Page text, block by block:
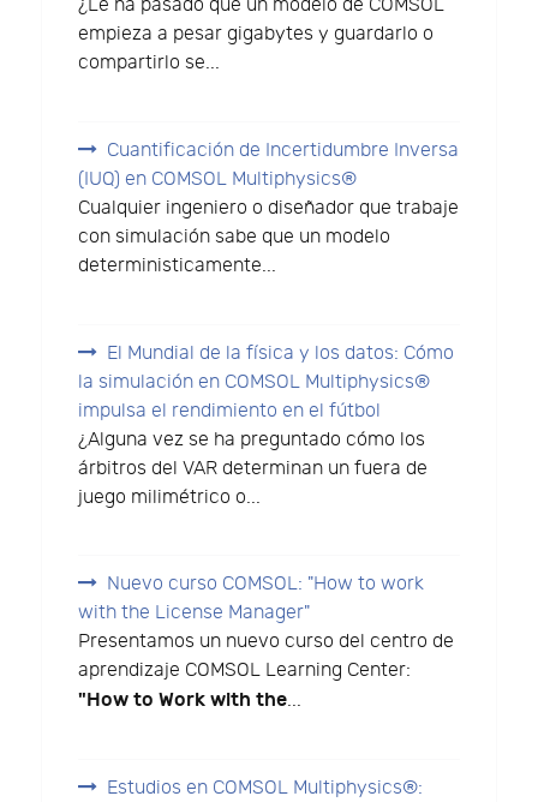
¿Le ha pasado que un modelo de COMSOL
empieza a pesar gigabytes y guardarlo o
compartirlo se...
Cuantificación de Incertidumbre Inversa
(IUQ) en COMSOL Multiphysics®
Cualquier ingeniero o diseñador que trabaje
con simulación sabe que un modelo
deterministicamente...
El Mundial de la física y los datos: Cómo
la simulación en COMSOL Multiphysics®
impulsa el rendimiento en el fútbol
¿Alguna vez se ha preguntado cómo los
árbitros del VAR determinan un fuera de
juego milimétrico o...
Nuevo curso COMSOL: "How to work
with the License Manager"
Presentamos un nuevo curso del centro de
aprendizaje COMSOL Learning Center:
"How to Work with the...
Estudios en COMSOL Multiphysics®: